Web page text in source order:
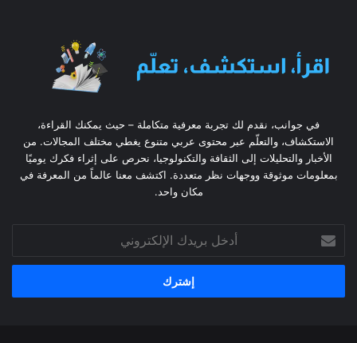
في جوانب، نقدم لك تجربة معرفية متكاملة – حيث يمكنك القراءة،
الاستكشاف، والتعلّم عبر محتوى عربي متنوع يغطي مختلف المجالات. من
الأخبار والتحليلات إلى الثقافة والتكنولوجيا، نحرص على إثراء فكرك يوميًا
بمعلومات موثوقة ووجهات نظر متعددة. اكتشف معنا عالماً من المعرفة في
مكان واحد.
بريدك
الإلكتروني